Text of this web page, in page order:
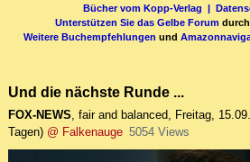
Bücher vom Kopp-Verlag |
Unterstützen Sie das Gelbe Forum durch
Weitere Buchempfehlungen und
Und die nächste Runde ...
FOX-NEWS, fair and balanced, Freitag,
Tagen) @ Falkenauge 5054 Views